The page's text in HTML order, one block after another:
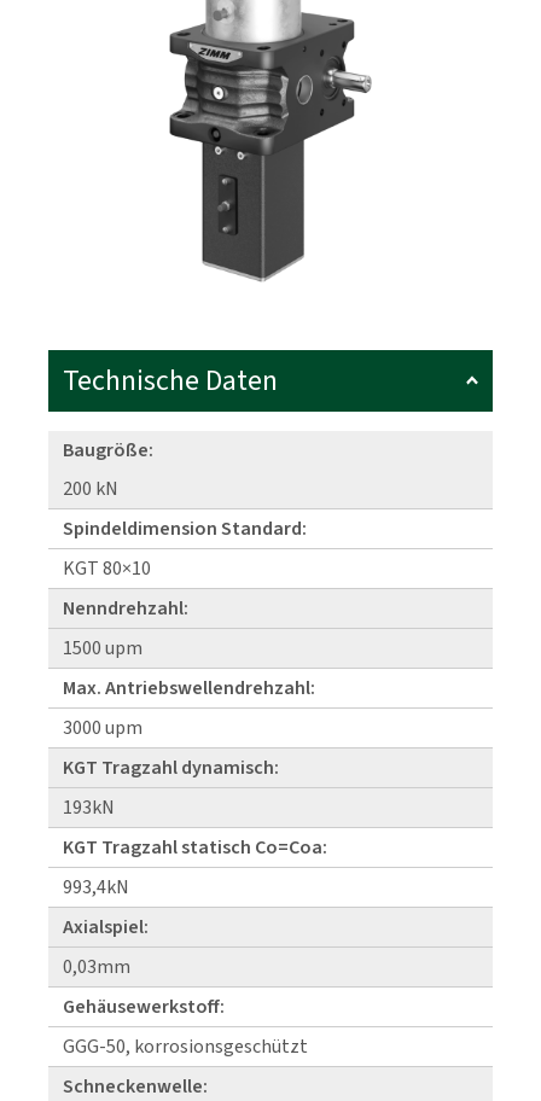
Technische Daten
Baugröße:
200 kN
Spindeldimension Standard:
KGT 80×10
Nenndrehzahl:
1500 upm
Max. Antriebswellendrehzahl:
3000 upm
KGT Tragzahl dynamisch:
193kN
KGT Tragzahl statisch Co=Coa:
993,4kN
Axialspiel:
0,03mm
Gehäusewerkstoff:
GGG-50, korrosionsgeschützt
Schneckenwelle: